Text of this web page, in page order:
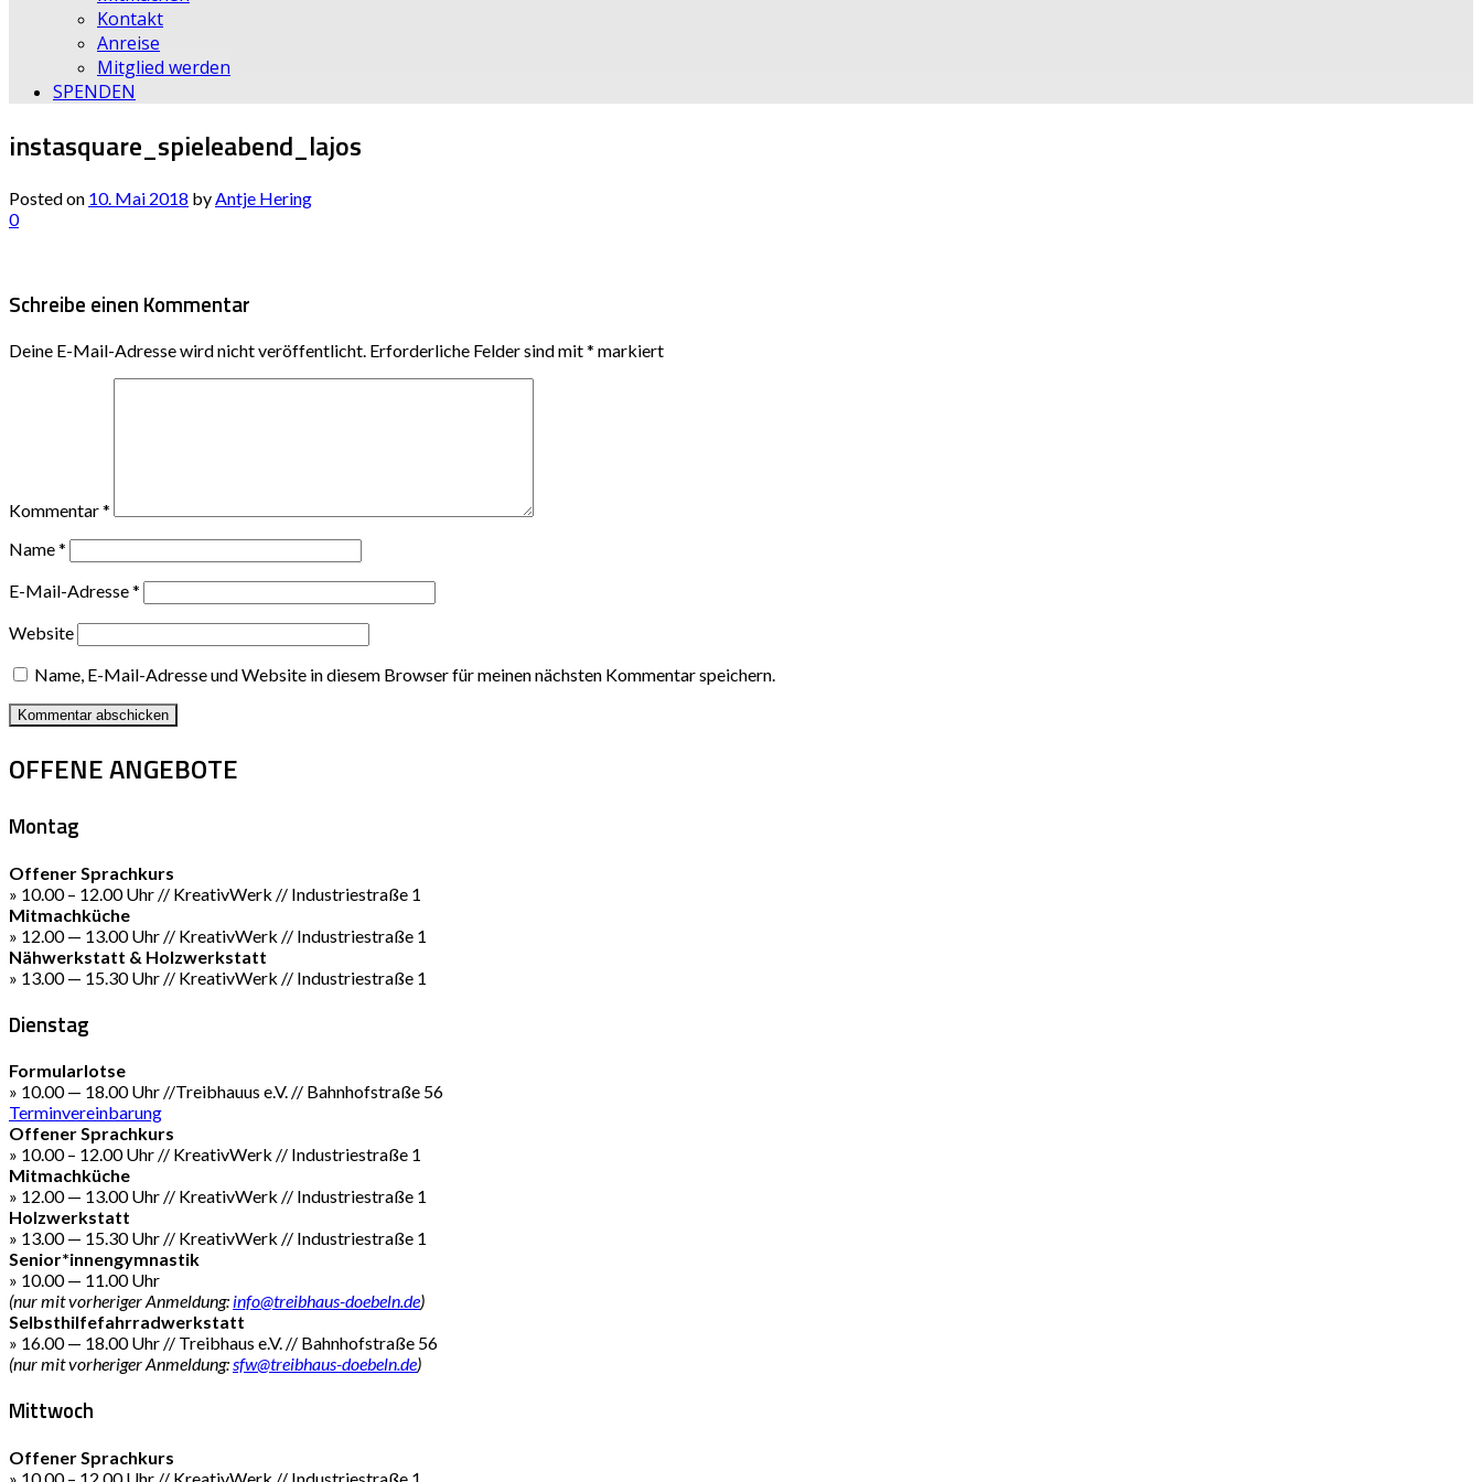
Kontakt
Anreise
Mitglied werden
SPENDEN
instasquare_spieleabend_lajos
Posted on 10. Mai 2018 byAntje Hering
0
Schreibe einen Kommentar
Deine E-Mail-Adresse wird nicht veröffentlicht. Erforderliche Felder sind mit* markiert
Kommentar*
Name*
E-Mail-Adresse*
Website
Name, E-Mail-Adresse und Website in diesem Browser für meinen nächsten Kommentar speichern.
OFFENE ANGEBOTE
Montag
Offener Sprachkurs
» 10.00 – 12.00 Uhr // KreativWerk // Industriestraße 1
Mitmachküche
» 12.00 — 13.00 Uhr // KreativWerk // Industriestraße 1
Nähwerkstatt & Holzwerkstatt
» 13.00 — 15.30 Uhr // KreativWerk // Industriestraße 1
Dienstag
Formularlotse
» 10.00 — 18.00 Uhr //Treibhauus e.V. // Bahnhofstraße 56
Terminvereinbarung
Offener Sprachkurs
» 10.00 – 12.00 Uhr // KreativWerk // Industriestraße 1
Mitmachküche
» 12.00 — 13.00 Uhr // KreativWerk // Industriestraße 1
Holzwerkstatt
» 13.00 — 15.30 Uhr // KreativWerk // Industriestraße 1
Senior*innengymnastik
» 10.00 — 11.00 Uhr
(nur mit vorheriger Anmeldung: info@treibhaus-doebeln.de)
Selbsthilfefahrradwerkstatt
» 16.00 — 18.00 Uhr // Treibhaus e.V. // Bahnhofstraße 56
(nur mit vorheriger Anmeldung:sfw@treibhaus-doebeln.de)
Mittwoch
Offener Sprachkurs
» 10.00 – 12.00 Uhr // KreativWerk // Industriestraße 1